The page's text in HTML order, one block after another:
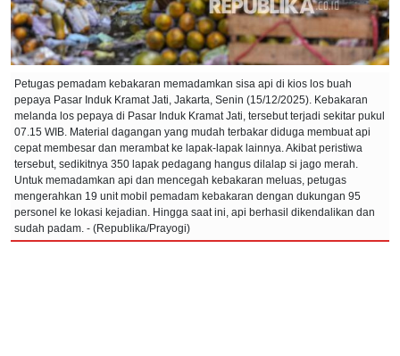
Petugas pemadam kebakaran memadamkan sisa api di kios los buah
pepaya Pasar Induk Kramat Jati, Jakarta, Senin (15/12/2025). Kebakaran
melanda los pepaya di Pasar Induk Kramat Jati, tersebut terjadi sekitar pukul
07.15 WIB. Material dagangan yang mudah terbakar diduga membuat api
cepat membesar dan merambat ke lapak-lapak lainnya. Akibat peristiwa
tersebut, sedikitnya 350 lapak pedagang hangus dilalap si jago merah.
Untuk memadamkan api dan mencegah kebakaran meluas, petugas
mengerahkan 19 unit mobil pemadam kebakaran dengan dukungan 95
personel ke lokasi kejadian. Hingga saat ini, api berhasil dikendalikan dan
sudah padam. - (Republika/Prayogi)